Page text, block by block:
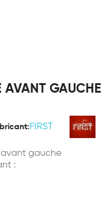
AVANT GAUCHE
FIRST
avant gauche
: